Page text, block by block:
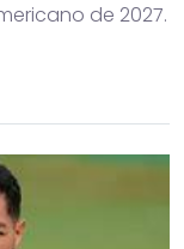
de 2027.